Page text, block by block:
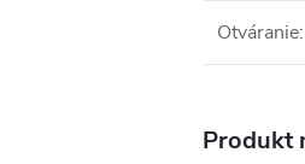
Otváranie:
Produkt